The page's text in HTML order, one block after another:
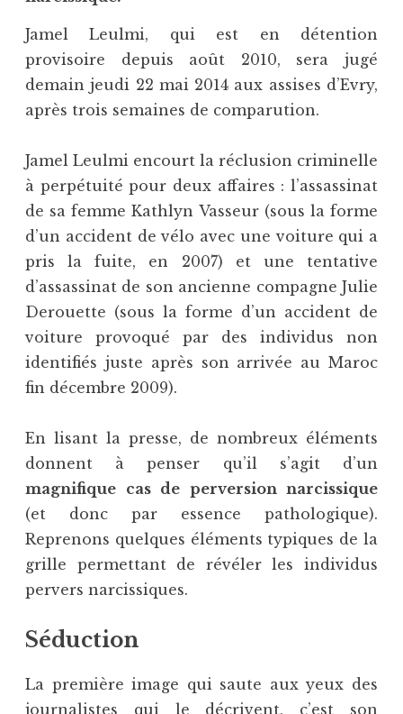
Jamel Leulmi, qui est en détention
provisoire depuis août 2010, sera jugé
demain jeudi 22 mai 2014 aux assises d’Evry,
après trois semaines de comparution.
Jamel Leulmi encourt la réclusion criminelle
à perpétuité pour deux affaires : l’assassinat
de sa femme Kathlyn Vasseur (sous la forme
d’un accident de vélo avec une voiture qui a
pris la fuite, en 2007) et une tentative
d’assassinat de son ancienne compagne Julie
Derouette (sous la forme d’un accident de
voiture provoqué par des individus non
identifiés juste après son arrivée au Maroc
fin décembre 2009).
En lisant la presse, de nombreux éléments
donnent à penser qu’il s’agit d’un
magnifique cas de perversion narcissique
(et donc par essence pathologique).
Reprenons quelques éléments typiques de la
grille permettant de révéler les individus
pervers narcissiques.
Séduction
La première image qui saute aux yeux des
journalistes qui le décrivent, c’est son